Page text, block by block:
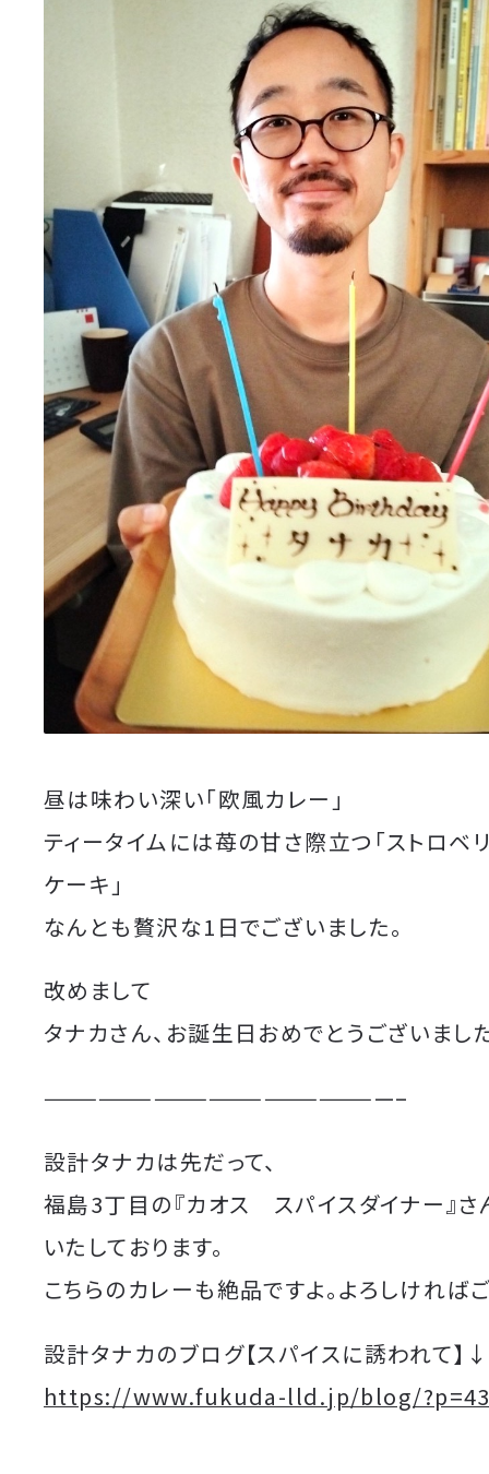
昼は味わい深い「欧風カレー」
ティータイムには苺の甘さ際立つ「ストロベ
ケーキ」
なんとも贅沢な1日でございました。
改めまして
タナカさん、お誕生日おめでとうございまし
———————————————————–
設計タナカは先だって、
福島3丁目の『カオス スパイスダイナー』さ
いたしております。
こちらのカレーも絶品ですよ。よろしければ
設計タナカのブログ【スパイスに誘われて】
https://www.fukuda-lld.jp/blog/